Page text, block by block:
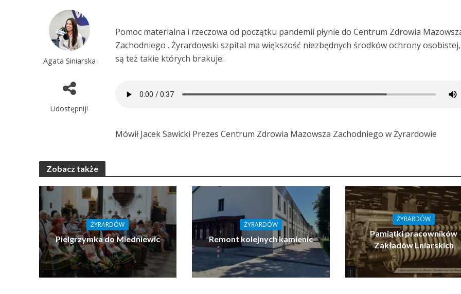
Agata Siniarska
Udostępnij!
Pomoc materialna i rzeczowa od początku pandemii płynie do Centrum Zdrowia
Zachodniego . Żyrardowski szpital ma większość niezbędnych środków ochrony
są też takie których brakuje:
Mówił Jacek Sawicki Prezes Centrum Zdrowia Mazowsza Zachodniego w Żyrardowie
Zobacz także
ŻYRARDÓW
Pielgrzymka do Miedniewic
ŻYRARDÓW
Remont kolejnych kamienic
ŻYRARDÓW
Pamiątki pracowników
Zakładów Lniarskich